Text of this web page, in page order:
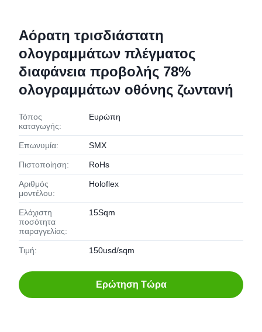
Αόρατη τρισδιάστατη
ολογραμμάτων πλέγματος
διαφάνεια προβολής 78%
ολογραμμάτων οθόνης ζωντανή
Τόπος
καταγωγής:
Ευρώπη
Επωνυμία: SMX
Πιστοποίηση: RoHs
Αριθμός
μοντέλου:
Holoflex
Ελάχιστη
ποσότητα
παραγγελίας:
15Sqm
Τιμή: 150usd/sqm
Ερώτηση Τώρα